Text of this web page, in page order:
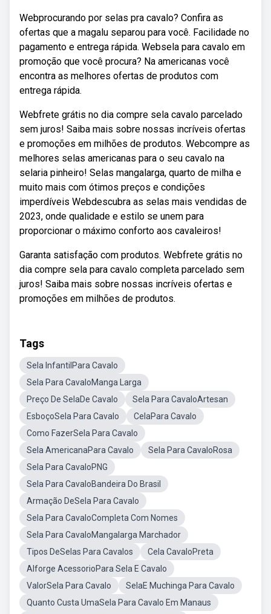
Webprocurando por selas pra cavalo? Confira as
ofertas que a magalu separou para você. Facilidade no
pagamento e entrega rápida. Websela para cavalo em
promoção que você procura? Na americanas você
encontra as melhores ofertas de produtos com
entrega rápida.
Webfrete grátis no dia compre sela cavalo parcelado
sem juros! Saiba mais sobre nossas incríveis ofertas
e promoções em milhões de produtos. Webcompre as
melhores selas americanas para o seu cavalo na
selaria pinheiro! Selas mangalarga, quarto de milha e
muito mais com ótimos preços e condições
imperdíveis Webdescubra as selas mais vendidas de
2023, onde qualidade e estilo se unem para
proporcionar o máximo conforto aos cavaleiros!
Garanta satisfação com produtos. Webfrete grátis no
dia compre sela para cavalo completa parcelado sem
juros! Saiba mais sobre nossas incríveis ofertas e
promoções em milhões de produtos.
Tags
Sela InfantilPara Cavalo
Sela Para CavaloManga Larga
Preço De SelaDe Cavalo
Sela Para CavaloArtesan
EsboçoSela Para Cavalo
CelaPara Cavalo
Como FazerSela Para Cavalo
Sela AmericanaPara Cavalo
Sela Para CavaloRosa
Sela Para CavaloPNG
Sela Para CavaloBandeira Do Brasil
Armação DeSela Para Cavalo
Sela Para CavaloCompleta Com Nomes
Sela Para CavaloMangalarga Marchador
Tipos DeSelas Para Cavalos
Cela CavaloPreta
Alforge AcessorioPara Sela E Cavalo
ValorSela Para Cavalo
SelaE Muchinga Para Cavalo
Quanto Custa UmaSela Para Cavalo Em Manaus